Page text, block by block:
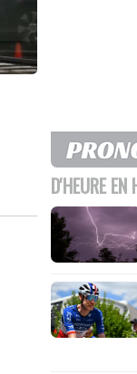
D'HEURE EN